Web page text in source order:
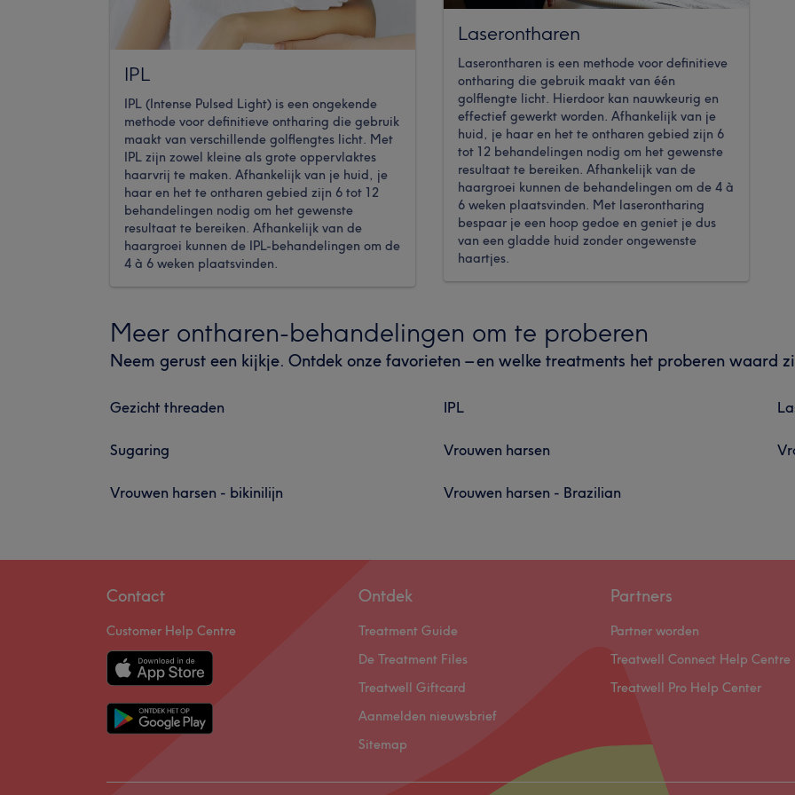
IPL
IPL (Intense Pulsed Light) is een ongekende
methode voor definitieve ontharing die gebruik
maakt van verschillende golflengtes licht. Met
IPL zijn zowel kleine als grote oppervlaktes
haarvrij te maken. Afhankelijk van je huid, je
haar en het te ontharen gebied zijn 6 tot 12
behandelingen nodig om het gewenste
resultaat te bereiken. Afhankelijk van de
haargroei kunnen de IPL-behandelingen om de
4 à 6 weken plaatsvinden.
Laserontharen
Laserontharen is een methode voor definitieve
ontharing die gebruik maakt van één
golflengte licht. Hierdoor kan nauwkeurig en
effectief gewerkt worden. Afhankelijk van je
huid, je haar en het te ontharen gebied zijn 6
tot 12 behandelingen nodig om het gewenste
resultaat te bereiken. Afhankelijk van de
haargroei kunnen de behandelingen om de 4 à
6 weken plaatsvinden. Met laserontharing
bespaar je een hoop gedoe en geniet je dus
van een gladde huid zonder ongewenste
haartjes.
Meer ontharen-behandelingen om te proberen
Neem gerust een kijkje. Ontdek onze favorieten – en welke treatments het proberen waard
Gezicht threaden IPL
Sugaring Vrouwen harsen
Vrouwen harsen - bikinilijn Vrouwen harsen - Brazilian
Contact
Customer Help Centre
Ontdek
Treatment Guide
De Treatment Files
Treatwell Giftcard
Aanmelden nieuwsbrief
Sitemap
Partners
Partner worden
Treatwell Connect Help Centre
Treatwell Pro Help Center